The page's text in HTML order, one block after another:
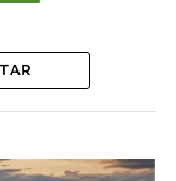
definir
. Esse processo